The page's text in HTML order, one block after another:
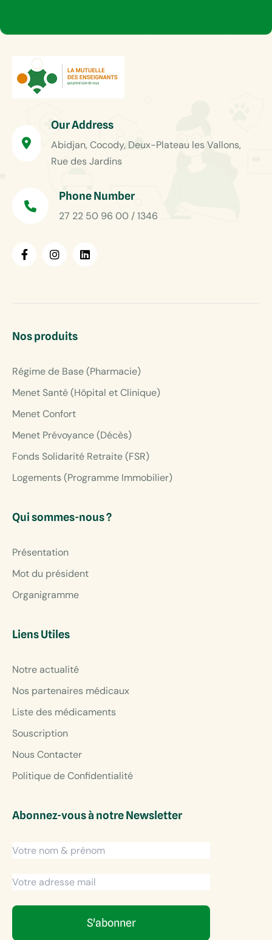
Our Address
Abidjan, Cocody, Deux-Plateau les Vallons,
Rue des Jardins
Phone Number
27 22 50 96 00 / 1346
Nos produits
Régime de Base (Pharmacie)
Menet Santé (Hôpital et Clinique)
Menet Confort
Menet Prévoyance (Décès)
Fonds Solidarité Retraite (FSR)
Logements (Programme Immobilier)
Qui sommes-nous ?
Présentation
Mot du président
Organigramme
Liens Utiles
Notre actualité
Nos partenaires médicaux
Liste des médicaments
Souscription
Nous Contacter
Politique de Confidentialité
Abonnez-vous à notre Newsletter